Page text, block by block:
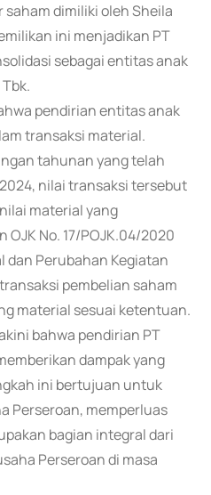
saham dimiliki oleh Sheila
ini menjadikan PT
sebagai entitas anak
pendirian entitas anak
transaksi material.
tahunan yang telah
nilai transaksi tersebut
material yang
No. 17/POJK.04/2020
Perubahan Kegiatan
pembelian saham
material sesuai ketentuan.
bahwa pendirian PT
dampak yang
ini bertujuan untuk
Perseroan, memperluas
bagian integral dari
Perseroan di masa